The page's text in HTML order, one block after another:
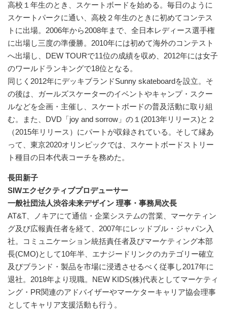
高校１年生のとき、スケートボードを始める。毎日のように
スケートパークに通い、高校２年生のときに初めてコンテス
トに出場。2006年から2008年まで、全日本レディース選手権
に出場し三度の準優勝。2010年には初めて海外のコンテスト
へ出場し、DEW TOURで11位の成績を収め、2012年には女子
のワールドランキングで18位となる。
同じく2012年にデッキブランドSunny skateboardを設立。そ
の後は、ガールズスケーターのイベントやキャンプ・スクー
ルなどを企画・主催し、スケートボードの普及活動に取り組
む。また、DVD「joy and sorrow」の１(2013年リリース)と２
（2015年リリース）にパートが収録されている。そして縁あ
って、東京2020オリンピックでは、スケートボードストリー
ト種目の日本代表コーチを務めた。
長田新子
SIWエクゼクティブプロデューサー
一般社団法人渋谷未来デザイン 理事・事務局次長
AT&T、ノキアにて通信・企業システムの営業、マーケティン
グ及び広報責任者を経て、2007年にレッドブル・ジャパン入
社。コミュニケーション統括責任者及びマーケティング本部
長(CMO)として10年半、エナジードリンクのカテゴリー確立
及びブランド・製品を市場に浸透させるべく従事し2017年に
退社。2018年より現職。NEW KIDS(株)代表としてマーケティ
ング・PR関連のアドバイザーやマーケターキャリア協会理事
としてキャリア支援活動も行う。